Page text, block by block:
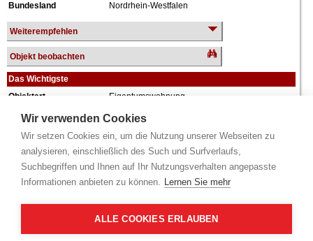
Wir verwenden Cookies
Wir setzen Cookies ein, um die Nutzung unserer Webseiten zu
analysieren, einschließlich des Such und Surfverlaufs,
Suchbegriffen und Ihnen auf Ihr Nutzungsverhalten angepasste
Informationen anbieten zu können. Lernen Sie mehr
ALLE COOKIES ERLAUBEN
Bundesland
Nordrhein-Westfalen
Weiterempfehlen
Objekt beobachten
Das Wichtigste
Objektart
Eigentumswohnung
Termin
siehe unten(Infobox)
Baujahr
ca. 1962
Grundstück
3.146 m²
Wohnfläche
64 m²
Anteil: 34/1.000 = 3,4%, Aufteilungsplan Nr. 17,